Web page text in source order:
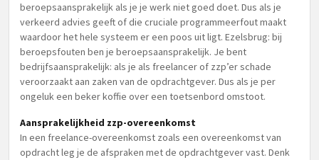
beroepsaansprakelijk als je je werk niet goed doet. Dus als je
verkeerd advies geeft of die cruciale programmeerfout maakt
waardoor het hele systeem er een poos uit ligt. Ezelsbrug: bij
beroepsfouten ben je beroepsaansprakelijk. Je bent
bedrijfsaansprakelijk: als je als freelancer of zzp’er schade
veroorzaakt aan zaken van de opdrachtgever. Dus als je per
ongeluk een beker koffie over een toetsenbord omstoot.
Aansprakelijkheid zzp-overeenkomst
In een freelance-overeenkomst zoals een overeenkomst van
opdracht leg je de afspraken met de opdrachtgever vast. Denk